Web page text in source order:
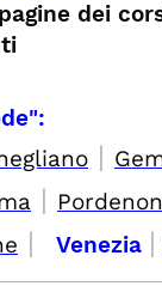
dei
|
|
| Venezia |